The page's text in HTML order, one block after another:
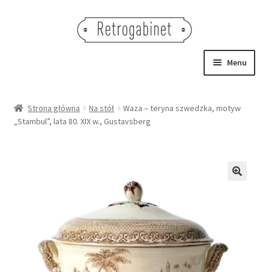
Menu
OBRAZY
OŚWIETLENIE
MEBLE
Strona główna Na stół
Waza – teryna szwedzka, motyw
„Stambul”, lata 80. XIX w., Gustavsberg